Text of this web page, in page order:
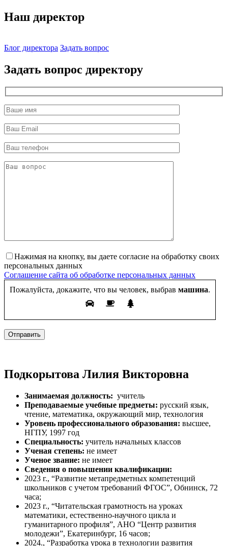
Наш директор
Блог директора Задать вопрос
Задать вопрос директору
Нажимая на кнопку, вы даете согласие на обработку своих
персональных данных
Соглашение сайта об обработке персональных данных
Пожалуйста, докажите, что вы человек, выбрав машина.
Отправить
Подкорытова Лилия Викторовна
За­нима­емая долж­ность: учитель
Пре­пода­ва­емые учебные предметы: русс­кий язык,
чте­ние, ма­тема­тика, ок­ру­жа­ющий мир, тех­но­логия
Уровень профессионального образования: выс­шее,
НГПУ, 1997 год
Спе­ци­аль­ность: учитель начальных классов
Уче­ная сте­пень: не име­ет
Уче­ное зва­ние: не име­ет
Сведения о повышении квалификации:
2023 г., “Развитие метапредметных компетенций
школьников с учетом требований ФГОС”, Обнинск, 72
часа;
2023 г., “Читательская грамотность на уроках
математики, естественно-научного цикла и
гуманитарного профиля”, АНО “Центр развития
молодежи”, Екатеринбург, 16 часов;
2024., “Разработка урока в технологии развития